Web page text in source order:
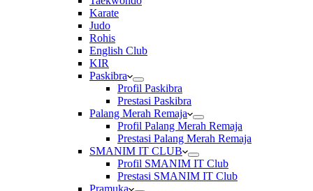
Karate
Judo
Rohis
English Club
KIR
Paskibra
Profil Paskibra
Prestasi Paskibra
Palang Merah Remaja
Profil Palang Merah Remaja
Prestasi Palang Merah Remaja
SMANIM IT CLUB
Profil SMANIM IT Club
Prestasi SMANIM IT Club
Pramuka